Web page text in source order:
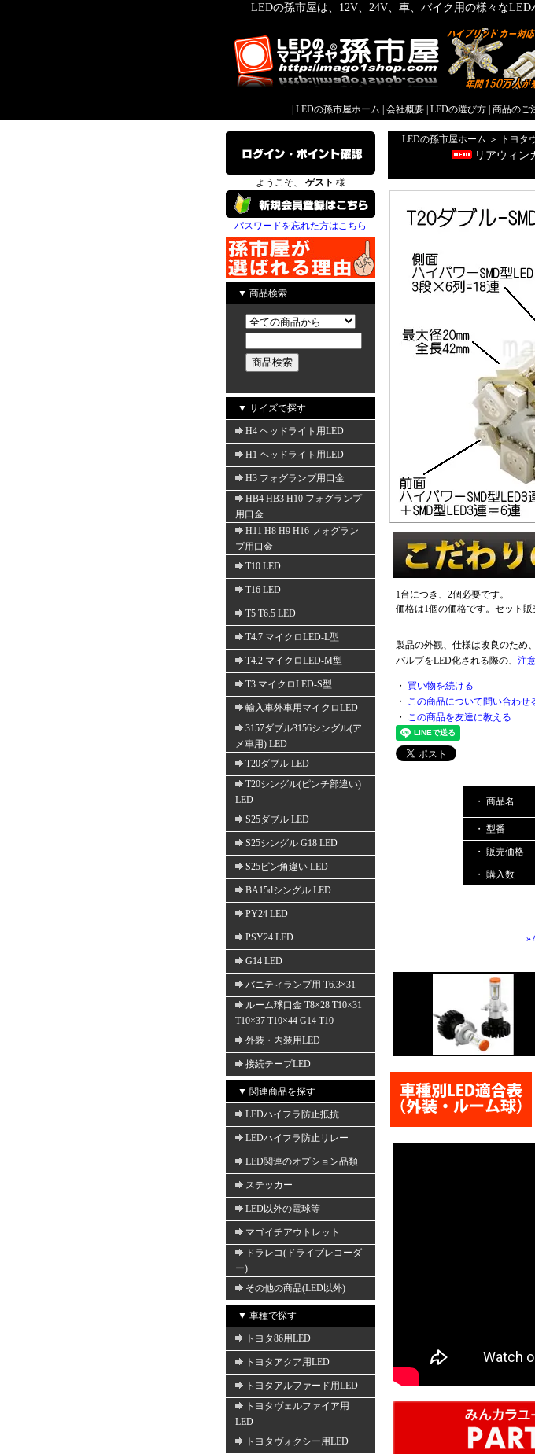
LEDの孫市屋は、12V、24V、車、バイク用の様々な
LEDの孫市屋ホーム 会社概要 LEDの選び方 商品のご
ようこそ、 ゲスト 様
パスワードを忘れた方はこちら
▼ 商品検索
▼ サイズで探す
H4 ヘッドライト用LED
H1 ヘッドライト用LED
H3 フォグランプ用口金
HB4 HB3 H10 フォグランプ
用口金
H11 H8 H9 H16 フォグラン
プ用口金
T10 LED
T16 LED
T5 T6.5 LED
T4.7 マイクロLED-L型
T4.2 マイクロLED-M型
T3 マイクロLED-S型
輸入車外車用マイクロLED
3157ダブル3156シングル(ア
メ車用) LED
T20ダブル LED
T20シングル(ピンチ部違い)
LED
S25ダブル LED
S25シングル G18 LED
S25ピン角違い LED
BA15dシングル LED
PY24 LED
PSY24 LED
G14 LED
バニティランプ用 T6.3×31
ルーム球口金 T8×28 T10×31
T10×37 T10×44 G14 T10
外装・内装用LED
接続テープLED
▼ 関連商品を探す
LEDハイフラ防止抵抗
LEDハイフラ防止リレー
LED関連のオプション品類
ステッカー
LED以外の電球等
マゴイチアウトレット
ドラレコ(ドライブレコーダ
ー)
その他の商品(LED以外)
▼ 車種で探す
トヨタ86用LED
トヨタアクア用LED
トヨタアルファード用LED
トヨタヴェルファイア用
LED
トヨタヴォクシー用LED
LEDの孫市屋ホーム ＞ トヨタ
リアウィン
1台につき、2個必要です。
価格は1個の価格です。セット販
製品の外観、仕様は改良のため
バルブをLED化される際の、 注
・ 買い物を続ける
・ この商品について問い合わせ
・ この商品を友達に教える
・ 商品名
・ 型番
・ 販売価格
・ 購入数
»